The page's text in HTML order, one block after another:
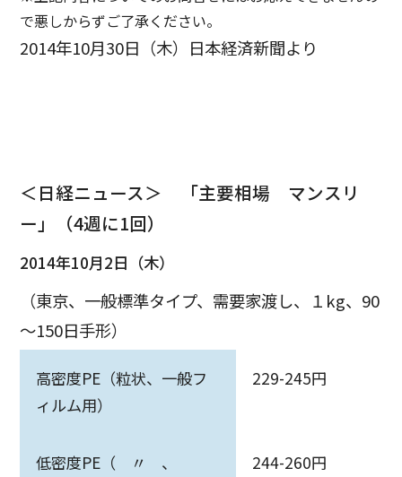
で悪しからずご了承ください。
2014年10月30日（木）日本経済新聞より
＜日経ニュース＞ 「主要相場 マンスリ
ー」（4週に1回）
2014年10月2日（木）
（東京、一般標準タイプ、需要家渡し、１kg、90
～150日手形）
高密度PE（粒状、一般フ
ィルム用）
229-245円
低密度PE（ 〃 、 244-260円